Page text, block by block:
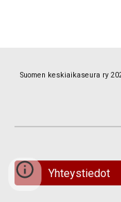
Suomen keskiaikaseura ry
Yhteystiedot